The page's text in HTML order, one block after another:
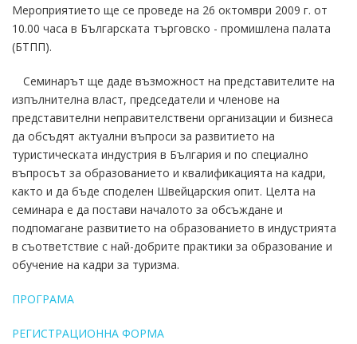
Мероприятието ще се проведе на 26 октомври 2009 г. от
10.00 часа в Българската търговско - промишлена палата
(БТПП).
Семинарът ще даде възможност на представителите на
изпълнителна власт, председатели и членове на
представителни неправителствени организации и бизнеса
да обсъдят актуални въпроси за развитието на
туристическата индустрия в България и по специално
въпросът за образованието и квалификацията на кадри,
както и да бъде споделен Швейцарския опит. Целта на
семинара е да постави началото за обсъждане и
подпомагане развитието на образованието в индустрията
в съответствие с най-добрите практики за образование и
обучение на кадри за туризма.
ПРОГРАМА
РЕГИСТРАЦИОННА ФОРМА